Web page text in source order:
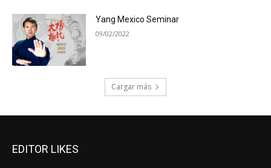
Yang Mexico Seminar
09/02/2022
Cargar más
EDITOR LIKES